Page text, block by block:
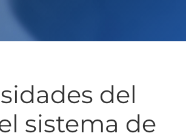
del
sistema de